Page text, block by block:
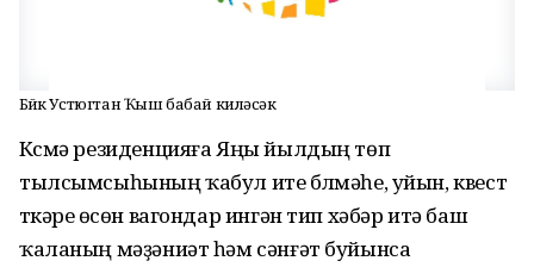
Бөйөк Устюгтан Ҡыш бабай киләсәк
Күсмә резиденцияға Яңы йылдың төп
тылсымсыһының ҡабул итеү бүлмәһе, уйын, квест
үткәреү өсөн вагондар ингән тип хәбәр итә баш
ҡаланың мәҙәниәт һәм сәнғәт буйынса